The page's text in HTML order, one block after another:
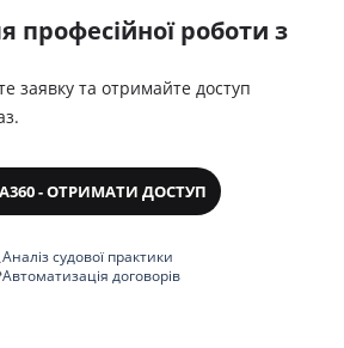
професійної роботи з
заявку та отримайте доступ
- ОТРИМАТИ ДОСТУП
Аналіз судової практики
Автоматизація договорів